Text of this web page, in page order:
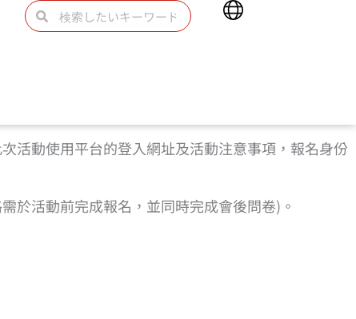
検
Main
活動使用平台的登入網址及活動注意事項，報名身份
於活動前完成報名，並同時完成會後問卷)。